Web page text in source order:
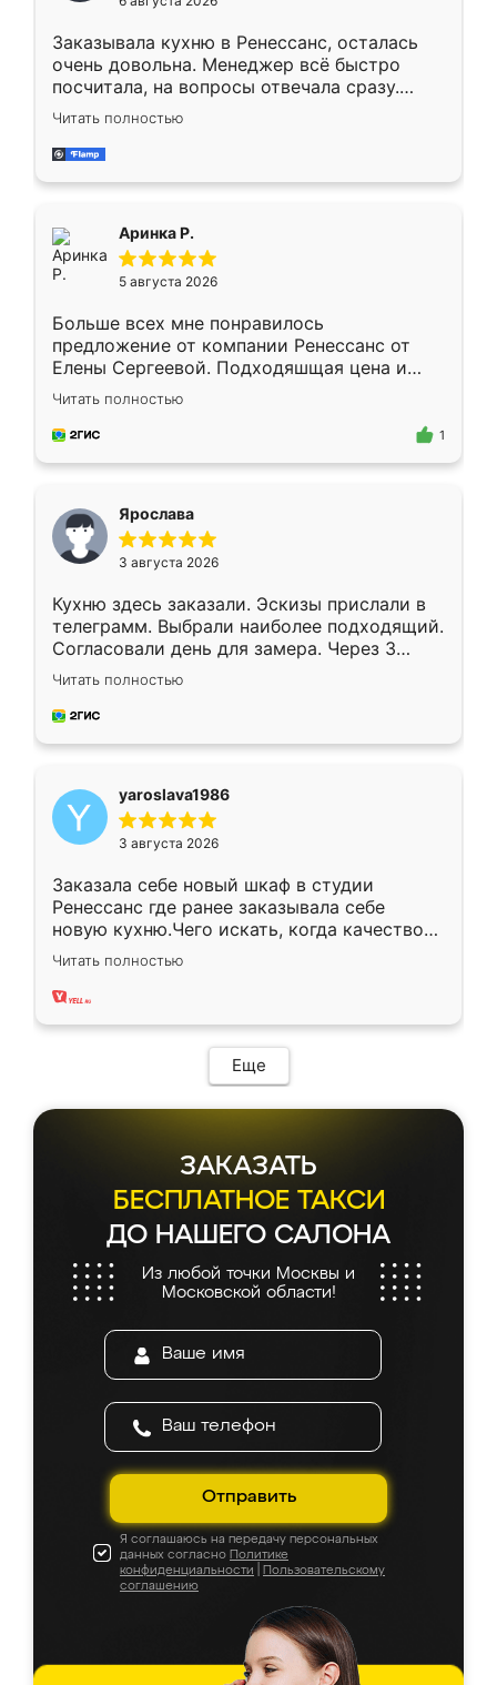
мебели буду заказывать только здесь.
Заказывала кухню в Ренессанс, осталась
очень довольна. Менеджер всё быстро
посчитала, на вопросы отвечала сразу.
Замерщик приехал в субботу, подошёл к
делу со всей ответственностью. Собрали
за день, ребята работали аккуратно, даже
Читать полностью
Аринка Р.
5 августа 2026
Больше всех мне понравилось
предложение от компании Ренессанс от
Елены Сергеевой. Подходяшщая цена и
короткие сроки изготовления. Приехавший
для замера сотрудник Владислав
предложил по моему эскизу самый
Читать полностью
1
Ярослава
3 августа 2026
Кухню здесь заказали. Эскизы прислали в
телеграмм. Выбрали наиболее подходящий.
Согласовали день для замера. Через 3
недели кухня была уже готова. Остались
довольны работой. Спасибо Ренессанс
мебель за качественную работу!
Читать полностью
yaroslava1986
3 августа 2026
Заказала себе новый шкаф в студии
Ренессанс где ранее заказывала себе
новую кухню.Чего искать, когда качеством
вполне довольна. Служит кухня уже почти
два года, нареканий нет.
Читать полностью
Еще
ЗАКАЗАТЬ
БЕСПЛАТНОЕ ТАКСИ
ДО НАШЕГО САЛОНА
Из любой точки Москвы и
Московской области!
Отправить
Я соглашаюсь на передачу персональных
данных согласно Политике
конфиденциальности
Пользовательскому
соглашению